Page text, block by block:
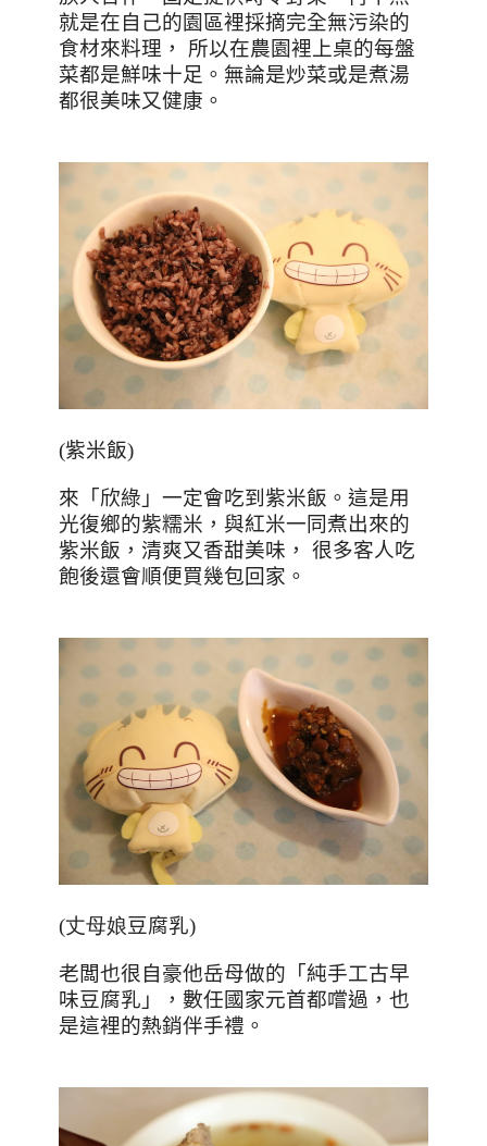
就是在自己的園區裡採摘完全無污染的
食材來料理，
所以在農園裡上桌的每盤
菜都是鮮味十足。無論是炒菜或是煮湯
都很美味又健康。
(紫米飯)
來「欣綠」一定會吃到紫米飯。這是用
光復鄉的紫糯米，與紅米一同煮出來的
紫米飯，清爽又香甜美味，
很多客人吃
飽後還會順便買幾包回家。
(丈母娘豆腐乳)
老闆也很自豪他岳母做的「純手工古早
味豆腐乳」，數任國家元首都嚐過，也
是這裡的熱銷伴手禮。